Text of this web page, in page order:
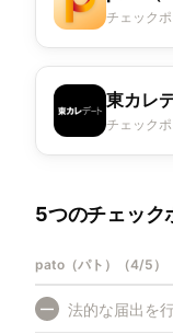
チェック
東カレ
チェック
5つのチェック
pato（パト） （4/5 ）
— 法的な届出を